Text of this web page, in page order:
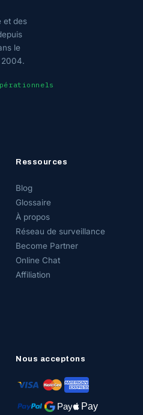
et des
le
2004.
Ressources
Blog
Glossaire
À propos
Réseau de surveillance
Become Partner
Online Chat
Affiliation
Nous acceptons